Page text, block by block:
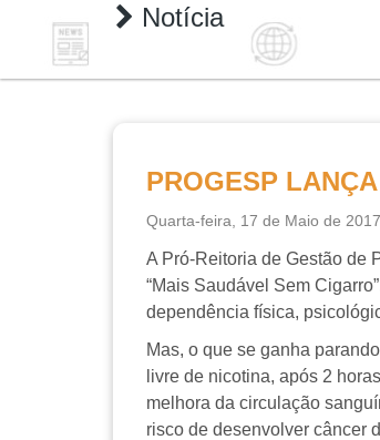
Notícia
PROGESP
Quarta-feira, 17 de Maio de 2017
A Pró-Reitoria de Gestão de
“Mais Saudável Sem
dependência física,
Mas, o que se ganha
livre de nicotina, após 2
melhora da circulação
risco de desenvolver câncer